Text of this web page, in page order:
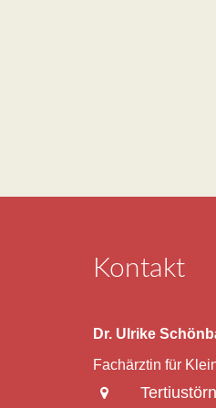
Kontakt
Dr. Ulrike
Fachärztin für